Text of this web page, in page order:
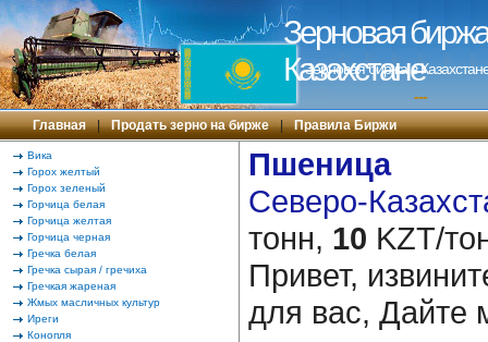
Зерновая
Казахстане
Зерновая биржа в
---
Главная | Продать зерно на бирже | Правила Биржи
Вика
Горох желтый
Горох зеленый
Горчица белая
Горчица желтая
Горчица черная
Гречка белая
Гречка сырая / гречиха
Гречкая жареная
Жмых масличных культур
Иреги
Конопля
Пшеница
Северо-
тонн, 10 KZT/
Привет,
для вас, Дайте